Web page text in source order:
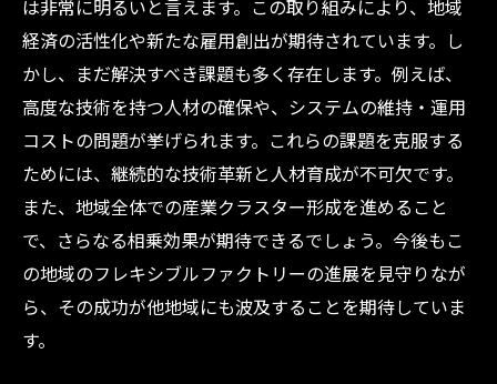
は非常に明るいと言えます。この取り組みにより、地域
経済の活性化や新たな雇用創出が期待されています。し
かし、まだ解決すべき課題も多く存在します。例えば、
高度な技術を持つ人材の確保や、システムの維持・運用
コストの問題が挙げられます。これらの課題を克服する
ためには、継続的な技術革新と人材育成が不可欠です。
また、地域全体での産業クラスター形成を進めること
で、さらなる相乗効果が期待できるでしょう。今後もこ
の地域のフレキシブルファクトリーの進展を見守りなが
ら、その成功が他地域にも波及することを期待していま
す。